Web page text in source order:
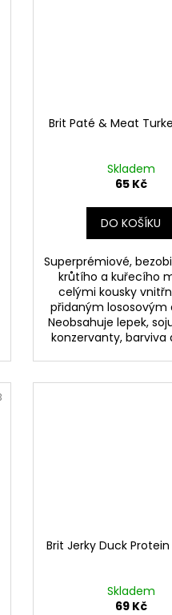
Brit Paté & Meat
Skladem
65 Kč
DO KOŠÍKU
Superprémiové,
krůtího a kuřecího
celými kousky
přidaným lososovým
Neobsahuje lepek,
konzervanty, barviva
Brit Jerky Duck
Skladem
69 Kč